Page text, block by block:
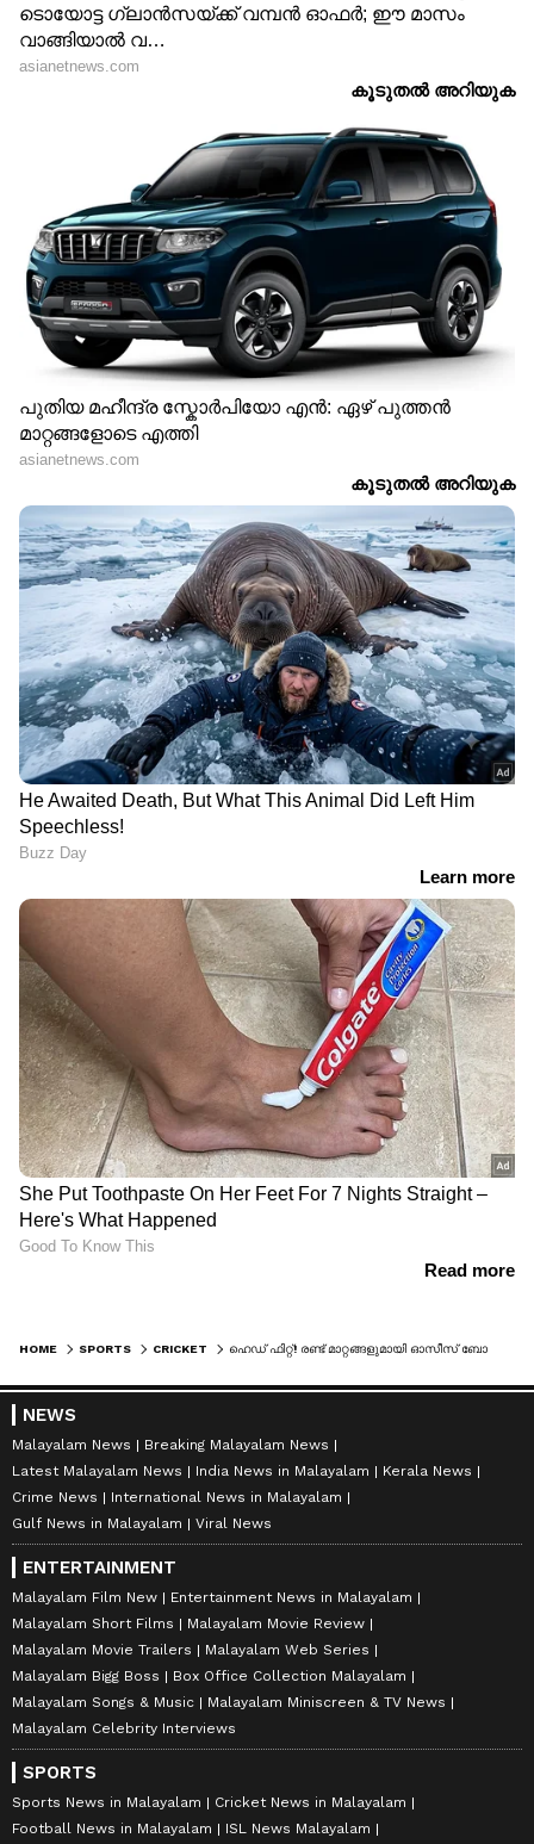
HOME SPORTS CRICKET
NEWS
Malayalam News
Breaking Malayalam News
Latest Malayalam News
India News in Malayalam
Kerala News
Crime News
International News in Malayalam
Gulf News in Malayalam
Viral News
ENTERTAINMENT
Malayalam Film New
Entertainment News in Malayalam
Malayalam Short Films
Malayalam Movie Review
Malayalam Movie Trailers
Malayalam Web Series
Malayalam Bigg Boss
Box Office Collection Malayalam
Malayalam Songs & Music
Malayalam Miniscreen & TV News
Malayalam Celebrity Interviews
SPORTS
Sports News in Malayalam
Cricket News in Malayalam
Football News in Malayalam
ISL News Malayalam